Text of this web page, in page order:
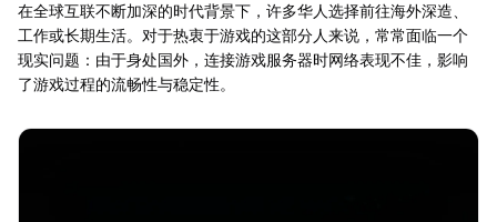
在全球互联不断加深的时代背景下，许多华人选择前往海外深造、
工作或长期生活。对于热衷于游戏的这部分人来说，常常面临一个
现实问题：由于身处国外，连接游戏服务器时网络表现不佳，影响
了游戏过程的流畅性与稳定性。